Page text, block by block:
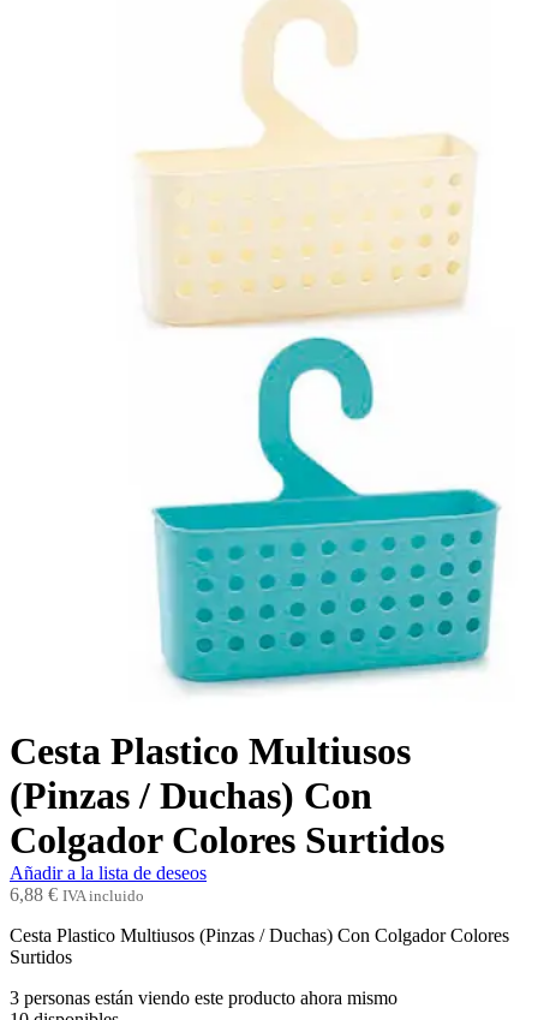
Cesta Plastico Multiusos
(Pinzas / Duchas) Con
Colgador Colores Surtidos
Añadir a la lista de deseos
6,88 € IVA incluido
Cesta Plastico Multiusos (Pinzas / Duchas) Con Colgador Colores
Surtidos
3 personas están viendo este producto ahora mismo